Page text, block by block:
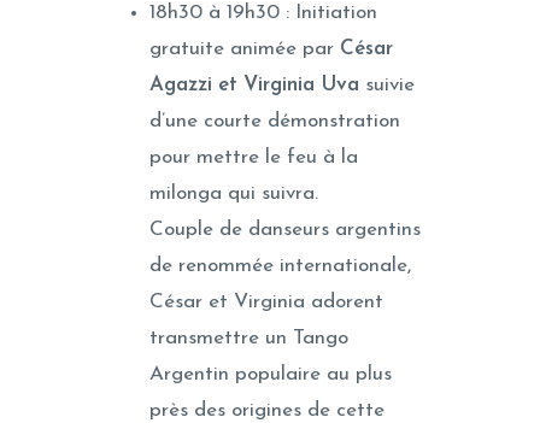
18h30 à 19h30 : Initiation
gratuite animée par César
Agazzi et Virginia Uva suivie
d’une courte démonstration
pour mettre le feu à la
milonga qui suivra.
Couple de danseurs argentins
de renommée internationale,
César et Virginia adorent
transmettre un Tango
Argentin populaire au plus
près des origines de cette